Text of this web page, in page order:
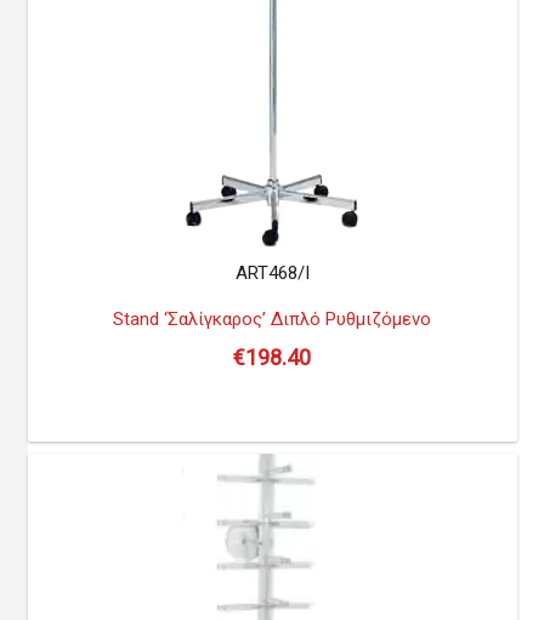
ART468/I
Stand ‘Σαλίγκαρος’ Διπλό Ρυθμιζόμενο
€198.40